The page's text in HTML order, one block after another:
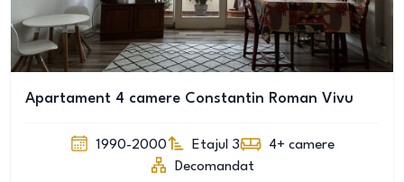
Apartament 4 camere Constantin Roman Vivu
1990-2000 Etajul 3 4+ camere
Decomandat